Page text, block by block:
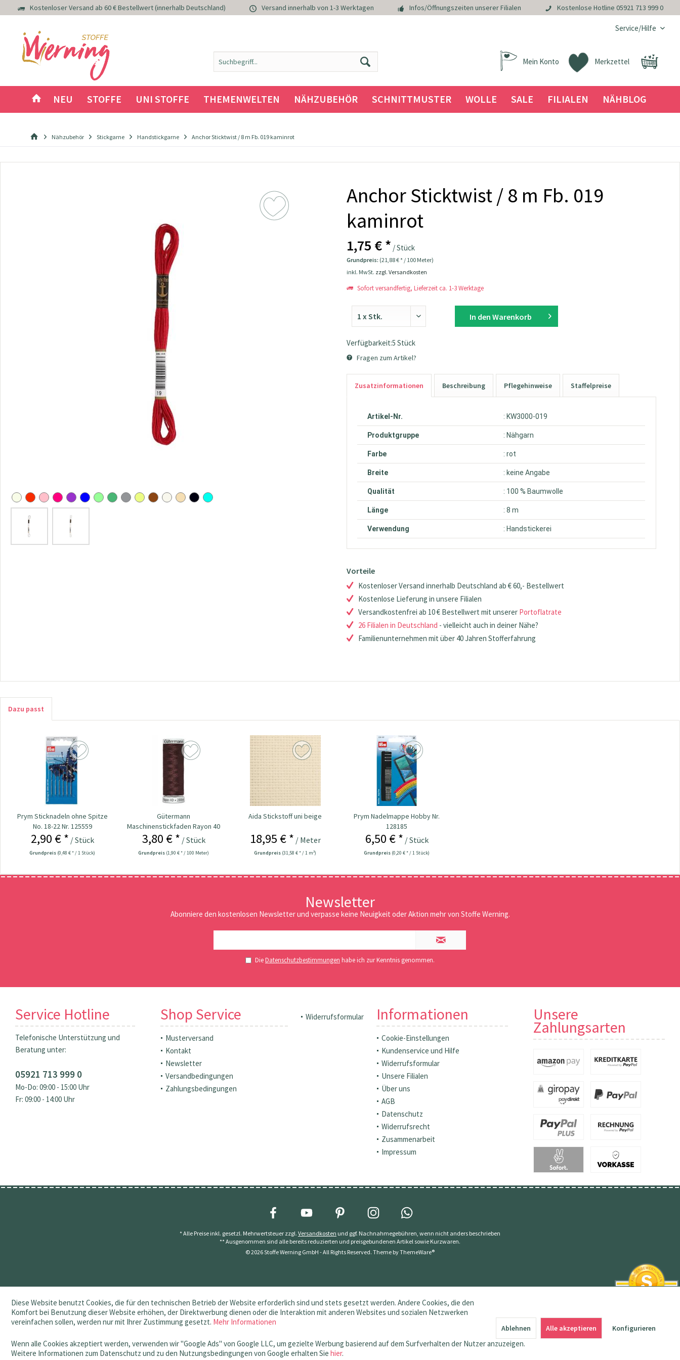
Kostenloser Versand ab 60 € Bestellwert (innerhalb Deutschland) Versand innerhalb von 1-3 Werktagen Infos/Öffnungszeiten unserer Filialen Kostenlose Hotline 05921 713 999 0
Service/Hilfe
Merkzettel
Mein Konto
NEU STOFFE UNI STOFFE THEMENWELTEN NÄHZUBEHÖR SCHNITTMUSTER WOLLE SALE FILIALEN NÄHBLOG
Nähzubehör Stickgarne Handstickgarne Anchor Sticktwist / 8 m Fb. 019 kaminrot
Anchor Sticktwist / 8 m Fb. 019
kaminrot
1,75 € * / Stück
Grundpreis: (21,88 € * / 100 Meter)
inkl. MwSt. zzgl. Versandkosten
Sofort versandfertig, Lieferzeit ca. 1-3 Werktage
In den Warenkorb
Verfügbarkeit:5 Stück
Fragen zum Artikel?
Zusatzinformationen Beschreibung Pflegehinweise Staffelpreise
Artikel-Nr. : KW3000-019
Produktgruppe : Nähgarn
Farbe : rot
Breite : keine Angabe
Qualität : 100 % Baumwolle
Länge : 8 m
Verwendung : Handstickerei
Vorteile
Kostenloser Versand innerhalb Deutschland ab € 60,- Bestellwert
Kostenlose Lieferung in unsere Filialen
Versandkostenfrei ab 10 € Bestellwert mit unserer Portoflatrate
26 Filialen in Deutschland - vielleicht auch in deiner Nähe?
Familienunternehmen mit über 40 Jahren Stofferfahrung
Dazu passt
Prym Sticknadeln ohne Spitze
No. 18-22 Nr. 125559
2,90 € * / Stück
Grundpreis (0,48 € * / 1 Stück)
Gütermann
Maschinenstickfaden Rayon 40
/ 200 m...
3,80 € * / Stück
Grundpreis (1,90 € * / 100 Meter)
Aida Stickstoff uni beige
18,95 € * / Meter
Grundpreis (31,58 € * / 1 m²)
Prym Nadelmappe Hobby Nr.
128185
6,50 € * / Stück
Grundpreis (0,20 € * / 1 Stück)
Newsletter
Abonniere den kostenlosen Newsletter und verpasse keine Neuigkeit oder Aktion mehr von Stoffe Werning.
DieDatenschutzbestimmungen habe ich zur Kenntnis genommen.
Service Hotline
Telefonische Unterstützung und
Beratung unter:
05921 713 999 0
Mo-Do: 09:00 - 15:00 Uhr
Fr: 09:00 - 14:00 Uhr
Shop Service
Musterversand
Kontakt
Newsletter
Versandbedingungen
Zahlungsbedingungen
Widerrufsformular Informationen
Cookie-Einstellungen
Kundenservice und Hilfe
Widerrufsformular
Unsere Filialen
Über uns
AGB
Datenschutz
Widerrufsrecht
Zusammenarbeit
Impressum
Unsere
Zahlungsarten
* Alle Preise inkl. gesetzl. Mehrwertsteuer zzgl. Versandkosten und ggf. Nachnahmegebühren, wenn nicht anders beschrieben
** Ausgenommen sind alle bereits reduzierten und preisgebundenen Artikel sowie Kurzwaren.
© 2026 Stoffe Werning GmbH - All Rights Reserved. Theme byThemeWare®
Diese Website benutzt Cookies, die für den technischen Betrieb der Website erforderlich sind und stets gesetzt werden. Andere Cookies, die den
Komfort bei Benutzung dieser Website erhöhen, der Direktwerbung dienen oder die Interaktion mit anderen Websites und sozialen Netzwerken
vereinfachen sollen, werden nur mit Ihrer Zustimmung gesetzt. Mehr Informationen
Wenn alle Cookies akzeptiert werden, verwenden wir "Google Ads" von Google LLC, um gezielte Werbung basierend auf dem Surfverhalten der Nutzer anzuzeigen.
Weitere Informationen zum Datenschutz und zu den Nutzungsbedingungen von Google erhalten Sie hier.
Ablehnen Alle akzeptieren Konfigurieren
aus 145 Bewertungen